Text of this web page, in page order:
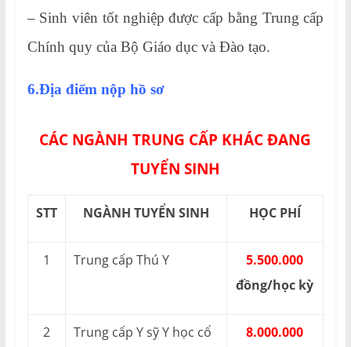
– Sinh viên tốt nghiệp được cấp bằng Trung cấp
Chính quy của Bộ Giáo dục và Đào tạo.
6.Địa điểm nộp hồ sơ
CÁC NGÀNH TRUNG CẤP KHÁC ĐANG
TUYỂN SINH
STT NGÀNH TUYỂN SINH HỌC PHÍ
1 Trung cấp Thú Y
5.500.000
đồng/học kỳ
2 Trung cấp Y sỹ Y học cổ 8.000.000